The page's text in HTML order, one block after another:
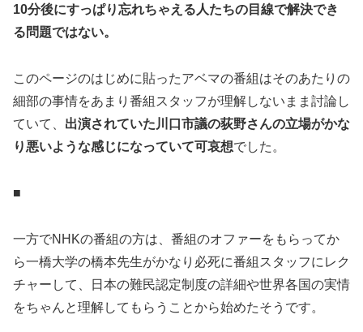
10分後にすっぱり忘れちゃえる人たちの目線で解決でき
る問題ではない。
このページのはじめに貼ったアベマの番組はそのあたりの
細部の事情をあまり番組スタッフが理解しないまま討論し
ていて、 出演されていた川口市議の荻野さんの立場がかな
り悪いような感じになっていて可哀想でした。
■
一方でNHKの番組の方は、番組のオファーをもらってか
ら一橋大学の橋本先生がかなり必死に番組スタッフにレク
チャーして、日本の難民認定制度の詳細や世界各国の実情
をちゃんと理解してもらうことから始めたそうです。